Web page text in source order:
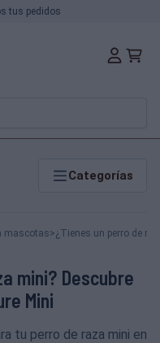
tus pedidos
Categorías
mascotas>¿Tienes un perro de
mini? Descubre
Mini
tu perro de raza mini en